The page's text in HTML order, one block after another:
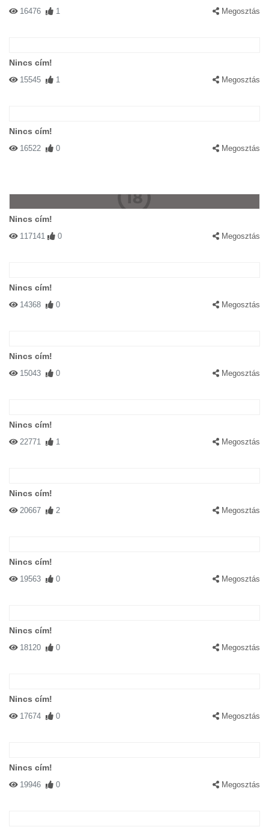
16476 1 Megosztás
Nincs cím!
15545 1 Megosztás
Nincs cím!
16522 0 Megosztás
Nincs cím!
117141 0 Megosztás
Nincs cím!
14368 0 Megosztás
Nincs cím!
15043 0 Megosztás
Nincs cím!
22771 1 Megosztás
Nincs cím!
20667 2 Megosztás
Nincs cím!
19563 0 Megosztás
Nincs cím!
18120 0 Megosztás
Nincs cím!
17674 0 Megosztás
Nincs cím!
19946 0 Megosztás